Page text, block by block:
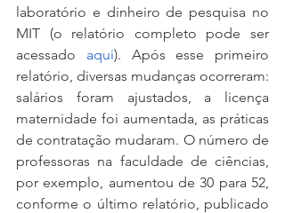
laboratório e dinheiro de pesquisa no
MIT (o relatório completo pode ser
acessado aqui). Após esse primeiro
relatório, diversas mudanças ocorreram:
salários foram ajustados, a licença
maternidade foi aumentada, as práticas
de contratação mudaram. O número de
professoras na faculdade de ciências,
por exemplo, aumentou de 30 para 52,
conforme o último relatório, publicado